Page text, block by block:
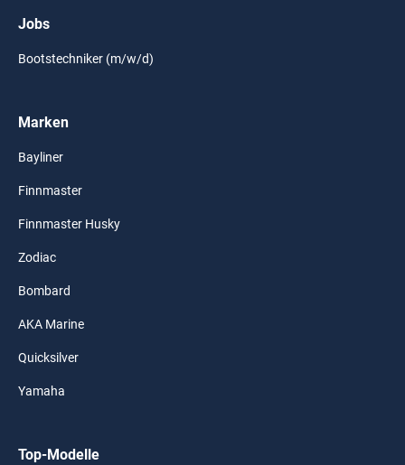
Jobs
Bootstechniker (m/w/d)
Marken
Bayliner
Finnmaster
Finnmaster Husky
Zodiac
Bombard
AKA Marine
Quicksilver
Yamaha
Top-Modelle